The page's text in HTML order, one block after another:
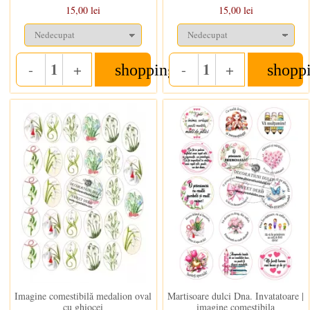
15,00 lei
- Quantity
+ shopping_cart
15,00 lei
- Quantity
+
In stoc
Imagine comestibilă medalion oval
cu ghiocei
In stoc
Martisoare dulci Dna. Invatatoare |
imagine comestibila